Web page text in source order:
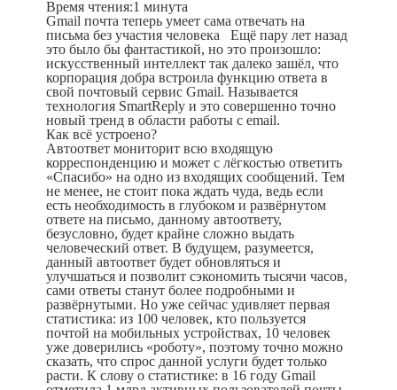
Время чтения:1 минута
Gmail почта теперь умеет сама отвечать на
письма без участия человека Ещё пару лет назад
это было бы фантастикой, но это произошло:
искусственный интеллект так далеко зашёл, что
корпорация добра встроила функцию ответа в
свой почтовый сервис Gmail. Называется
технология SmartReply и это совершенно точно
новый тренд в области работы с email.
Как всё устроено?
Автоответ мониторит всю входящую
корреспонденцию и может с лёгкостью ответить
«Спасибо» на одно из входящих сообщений. Тем
не менее, не стоит пока ждать чуда, ведь если
есть необходимость в глубоком и развёрнутом
ответе на письмо, данному автоответу,
безусловно, будет крайне сложно выдать
человеческий ответ. В будущем, разумеется,
данный автоответ будет обновляться и
улучшаться и позволит сэкономить тысячи часов,
сами ответы станут более подробными и
развёрнутыми. Но уже сейчас удивляет первая
статистика: из 100 человек, кто пользуется
почтой на мобильных устройствах, 10 человек
уже доверились «роботу», поэтому точно можно
сказать, что спрос данной услуги будет только
расти. К слову о статистике: в 16 году Gmail